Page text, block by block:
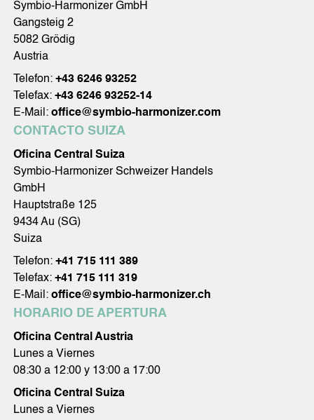
Symbio-Harmonizer GmbH
Gangsteig 2
5082 Grödig
Austria
Telefon: +43 6246 93252
Telefax: +43 6246 93252-14
E-Mail: office@symbio-harmonizer.com
CONTACTO SUIZA
Oficina Central Suiza
Symbio-Harmonizer Schweizer Handels
GmbH
Hauptstraße 125
9434 Au (SG)
Suiza
Telefon: +41 715 111 389
Telefax: +41 715 111 319
E-Mail: office@symbio-harmonizer.ch
HORARIO DE APERTURA
Oficina Central Austria
Lunes a Viernes
08:30 a 12:00 y 13:00 a 17:00
Oficina Central Suiza
Lunes a Viernes